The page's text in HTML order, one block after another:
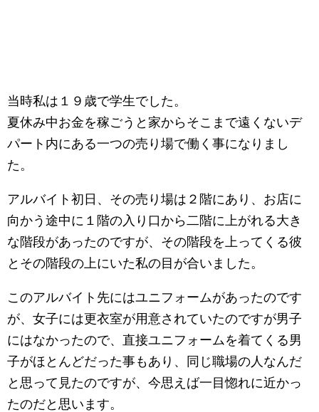
当時私は１９歳で学生でした。
夏休み中お金を稼ごうと家からそこまで遠くないデ
パート内にある一つの売り場で働く事になりまし
た。
アルバイト初日、その売り場は２階にあり、お店に
向かう途中に１階の入り口から二階に上がれる大き
な階段があったのですが、その階段を上ってくる彼
とその階段の上にいた私の目が合いました。
このアルバイト先にはユニフォームがあったのです
が、女子には更衣室が用意されていたのですが男子
にはなかったので、直接ユニフォームを着てくる男
子がほとんどだった事もあり、同じ職場の人なんだ
と思って見たのですが、今思えば一目惚れに近かっ
たのだと思います。